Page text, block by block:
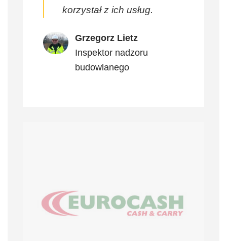
korzystał z ich usług.
Grzegorz Lietz
Inspektor nadzoru
budowlanego